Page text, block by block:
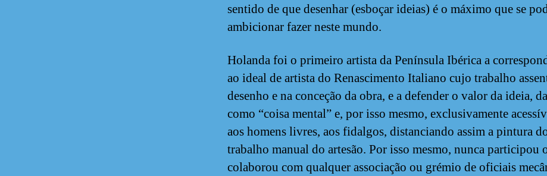
sentido de que desenhar (esboçar ideias) é o máximo que se
ambicionar fazer neste mundo.
Holanda foi o primeiro artista da Península Ibérica a
ao ideal de artista do Renascimento Italiano cujo trabalho
desenho e na conceção da obra, e a defender o valor da ideia,
como “coisa mental” e, por isso mesmo, exclusivamente
aos homens livres, aos fidalgos, distanciando assim a pintura
trabalho manual do artesão. Por isso mesmo, nunca participou
colaborou com qualquer associação ou grémio de oficiais